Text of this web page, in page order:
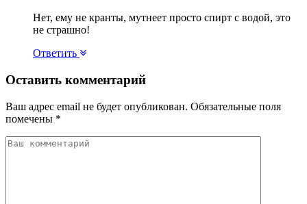
Нет, ему не кранты, мутнеет просто спирт с водой, это
не страшно!
Ответить
Оставить комментарий
Ваш адрес email не будет опубликован. Обязательные поля
помечены *